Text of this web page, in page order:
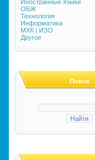
Иностранные языки
ОБЖ
Технология
Информатика
МХК | ИЗО
Другое
Поиск